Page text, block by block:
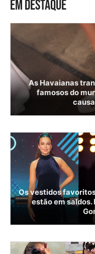
EM DESTAQUE
As Havaianas
famosos do
Os vestidos
estão em saldos.